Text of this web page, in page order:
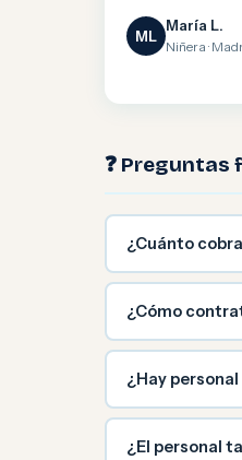
ML
María L.
Niñera ·
❓
¿Cuánto
¿Cómo
¿Hay
¿El personal